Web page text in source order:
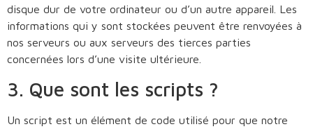
disque dur de votre ordinateur ou d’un autre appareil. Les
informations qui y sont stockées peuvent être renvoyées à
nos serveurs ou aux serveurs des tierces parties
concernées lors d’une visite ultérieure.
3. Que sont les scripts ?
Un script est un élément de code utilisé pour que notre